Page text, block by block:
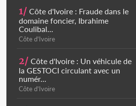
1/ Côte d'Ivoire : Fraude dans le
domaine foncier, Ibrahime
Coulibal...
Côte d'Ivoire
2/ Côte d'Ivoire : Un véhicule de
la GESTOCI circulant avec un
numér...
Côte d'Ivoire